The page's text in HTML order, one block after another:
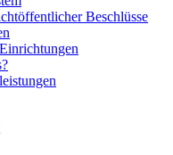
Beschlüsse